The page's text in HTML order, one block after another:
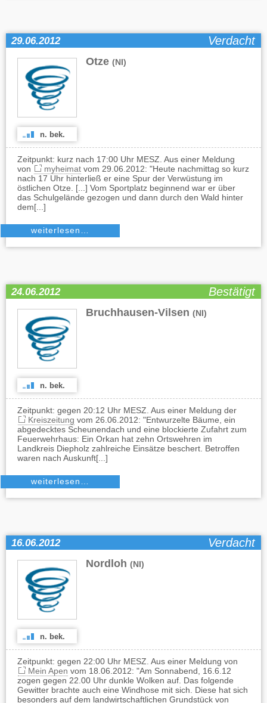
29.06.2012 Verdacht
Otze (NI)
n. bek.
Zeitpunkt: kurz nach 17:00 Uhr MESZ. Aus einer Meldung
von
myheimatvom 29.06.2012: "Heute nachmittag so kurz
nach 17 Uhr hinterließ er eine Spur der Verwüstung im
östlichen Otze. [...] Vom Sportplatz beginnend war er über
das Schulgelände gezogen und dann durch den Wald hinter
dem[...]
weiterlesen…
24.06.2012 Bestätigt
Bruchhausen-Vilsen (NI)
n. bek.
Zeitpunkt: gegen 20:12 Uhr MESZ. Aus einer Meldung der
Kreiszeitung vom 26.06.2012: "Entwurzelte Bäume, ein
abgedecktes Scheunendach und eine blockierte Zufahrt zum
Feuerwehrhaus: Ein Orkan hat zehn Ortswehren im
Landkreis Diepholz zahlreiche Einsätze beschert. Betroffen
waren nach Auskunft[...]
weiterlesen…
16.06.2012 Verdacht
Nordloh (NI)
n. bek.
Zeitpunkt: gegen 22:00 Uhr MESZ. Aus einer Meldung von
Mein Apen vom 18.06.2012: "Am Sonnabend, 16.6.12
zogen gegen 22.00 Uhr dunkle Wolken auf. Das folgende
Gewitter brachte auch eine Windhose mit sich. Diese hat sich
besonders auf dem landwirtschaftlichen Grundstück von